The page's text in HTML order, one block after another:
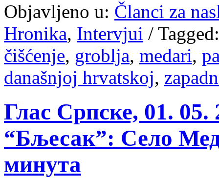
Objavljeno u: Članci za
Hronika, Intervjui / Tagged:
čišćenje, groblja, medari,
današnjoj hrvatskoj,
Глас Српске, 01.
“Бљесак”: Село
минута